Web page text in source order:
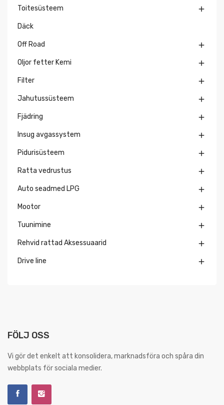
Toitesüsteem 
Däck
Off Road 
Oljor fetter Kemi 
Filter 
Jahutussüsteem 
Fjädring 
Insug avgassystem 
Pidurisüsteem 
Ratta vedrustus 
Auto seadmed LPG 
Mootor 
Tuunimine 
Rehvid rattad Aksessuaarid 
Drive line 
FÖLJ OSS
Vi gör det enkelt att konsolidera, marknadsföra och spåra din
webbplats för sociala medier.